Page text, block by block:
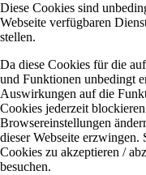
Diese Cookies sind
Webseite verfügbaren
stellen.
Da diese Cookies für die
und Funktionen unbedingt
Auswirkungen auf die
Cookies jederzeit
Browsereinstellungen
dieser Webseite
Cookies zu akzeptieren /
besuchen.